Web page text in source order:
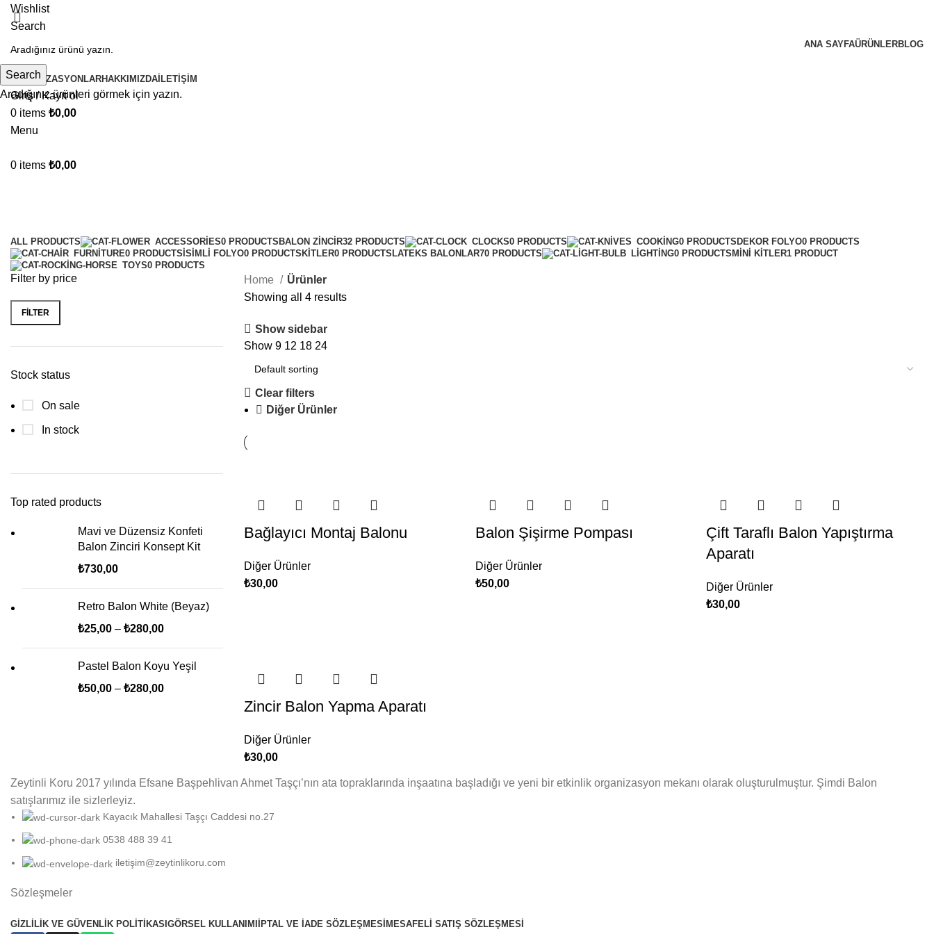
Wishlist
Search
ANA SAYFAÜRÜNLERBLOG
ORGANIZASYONLARHAKKIMIZDA İLETIŞIM
Giriş / Kayıt ol
0 items ₺0,00
Menu
0 items ₺0,00
ALL PRODUCTS ACCESSORIES0 PRODUCTS BALON ZINCIR32 PRODUCTS CLOCKS0 PRODUCTS COOKING0 PRODUCTS DEKOR FOLYO0 PRODUCTS
FURNITURE0 PRODUCTS İSIMLI FOLYO0 PRODUCTS KITLER0 PRODUCTS LATEKS BALONLAR70 PRODUCTS LIGHTING0 PRODUCTS MINI KITLER1 PRODUCT
TOYS0 PRODUCTS
Filter by price
FILTER
Stock status
On sale
In stock
Top rated products
Mavi ve Düzensiz Konfeti
Balon Zinciri Konsept Kit
₺730,00
Retro Balon White (Beyaz)
₺25,00 – ₺280,00
Pastel Balon Koyu Yeşil
₺50,00 – ₺280,00
Home
Ürünler
Showing all 4 results
Show sidebar
Show 9 12 18 24
Clear filters
Diğer Ürünler
Bağlayıcı Montaj Balonu
Diğer Ürünler
₺30,00
Balon Şişirme Pompası
Diğer Ürünler
₺50,00
Çift Taraflı Balon Yapıştırma
Aparatı
Diğer Ürünler
₺30,00
Zincir Balon Yapma Aparatı
Diğer Ürünler
₺30,00
Zeytinli Koru 2017 yılında Efsane Başpehlivan Ahmet Taşçı’nın ata topraklarında inşaatına başladığı ve yeni bir etkinlik organizasyon mekanı olarak oluşturulmuştur. Şimdi Balon
satışlarımız ile sizlerleyiz.
Kayacık Mahallesi Taşçı Caddesi no.27
0538 488 39 41
iletişim@zeytinlikoru.com
Sözleşmeler
GIZLILIK VE GÜVENLIK POLITIKASIGÖRSEL KULLANIMIİPTAL VE İADE SÖZLEŞMESIMESAFELI SATIŞ SÖZLEŞMESI
Search
Aradığınız ürünleri görmek için yazın.